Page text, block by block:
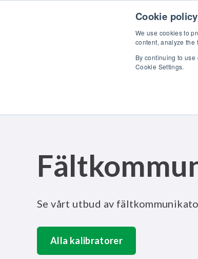
Cookie policy
We use cookies to
content, analyze the
By continuing to
Cookie Settings.
Se vårt utbud av
Alla kalibratorer